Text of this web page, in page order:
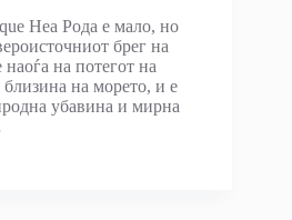
Неа Рода е мало, но
брег на
на потегот на
на морето, и е
убавина и мирна